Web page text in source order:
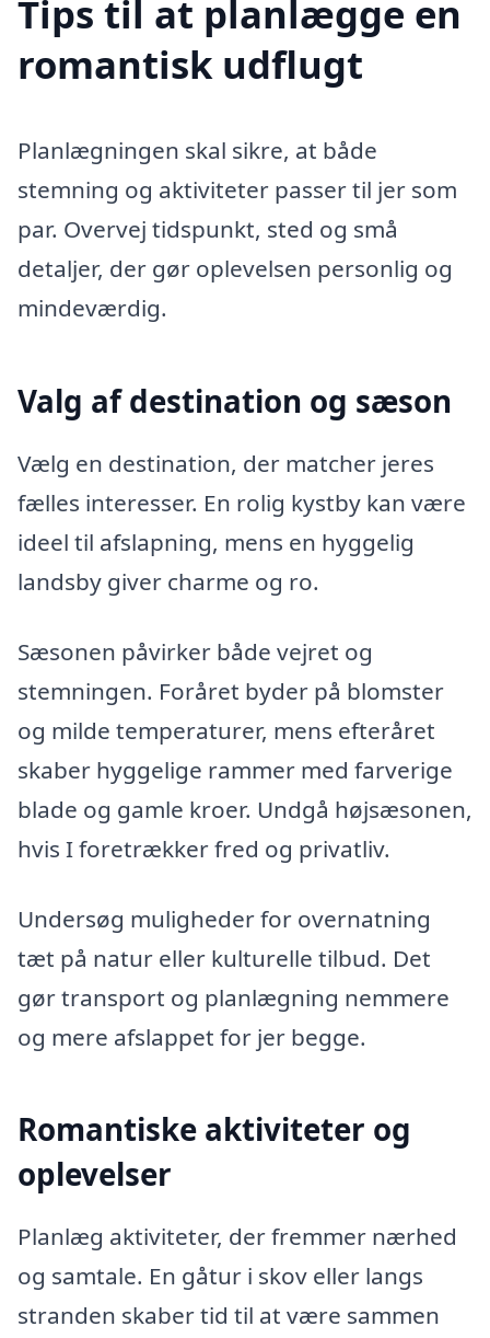
Tips til at planlægge en
romantisk udflugt
Planlægningen skal sikre, at både
stemning og aktiviteter passer til jer som
par. Overvej tidspunkt, sted og små
detaljer, der gør oplevelsen personlig og
mindeværdig.
Valg af destination og sæson
Vælg en destination, der matcher jeres
fælles interesser. En rolig kystby kan være
ideel til afslapning, mens en hyggelig
landsby giver charme og ro.
Sæsonen påvirker både vejret og
stemningen. Foråret byder på blomster
og milde temperaturer, mens efteråret
skaber hyggelige rammer med farverige
blade og gamle kroer. Undgå højsæsonen,
hvis I foretrækker fred og privatliv.
Undersøg muligheder for overnatning
tæt på natur eller kulturelle tilbud. Det
gør transport og planlægning nemmere
og mere afslappet for jer begge.
Romantiske aktiviteter og
oplevelser
Planlæg aktiviteter, der fremmer nærhed
og samtale. En gåtur i skov eller langs
stranden skaber tid til at være sammen